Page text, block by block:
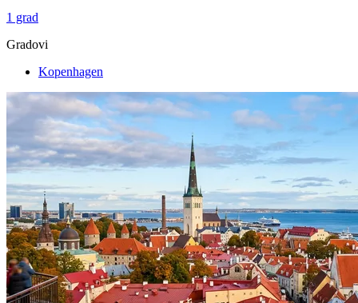
1 grad
Gradovi
Kopenhagen